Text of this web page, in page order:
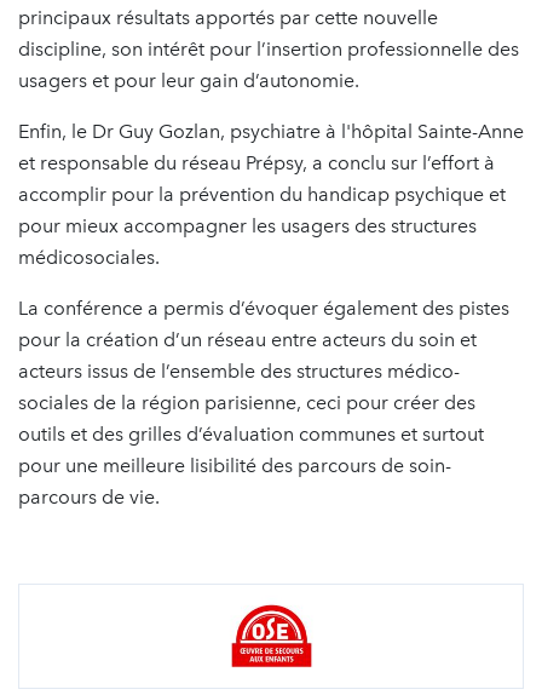
principaux résultats apportés par cette nouvelle
discipline, son intérêt pour l’insertion professionnelle des
usagers et pour leur gain d’autonomie.
Enfin, le Dr Guy Gozlan, psychiatre à l'hôpital Sainte-Anne
et responsable du réseau Prépsy, a conclu sur l’effort à
accomplir pour la prévention du handicap psychique et
pour mieux accompagner les usagers des structures
médicosociales.
La conférence a permis d’évoquer également des pistes
pour la création d’un réseau entre acteurs du soin et
acteurs issus de l’ensemble des structures médico-
sociales de la région parisienne, ceci pour créer des
outils et des grilles d’évaluation communes et surtout
pour une meilleure lisibilité des parcours de soin-
parcours de vie.